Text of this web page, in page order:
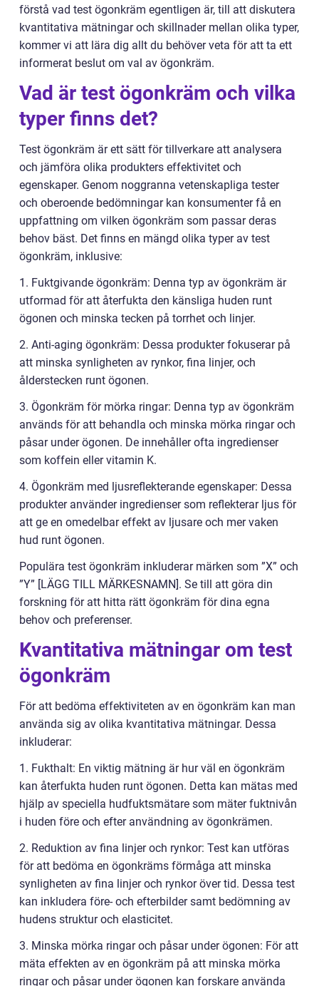
förstå vad test ögonkräm egentligen är, till att diskutera
kvantitativa mätningar och skillnader mellan olika typer,
kommer vi att lära dig allt du behöver veta för att ta ett
informerat beslut om val av ögonkräm.
Vad är test ögonkräm och vilka
typer finns det?
Test ögonkräm är ett sätt för tillverkare att analysera
och jämföra olika produkters effektivitet och
egenskaper. Genom noggranna vetenskapliga tester
och oberoende bedömningar kan konsumenter få en
uppfattning om vilken ögonkräm som passar deras
behov bäst. Det finns en mängd olika typer av test
ögonkräm, inklusive:
1. Fuktgivande ögonkräm: Denna typ av ögonkräm är
utformad för att återfukta den känsliga huden runt
ögonen och minska tecken på torrhet och linjer.
2. Anti-aging ögonkräm: Dessa produkter fokuserar på
att minska synligheten av rynkor, fina linjer, och
ålderstecken runt ögonen.
3. Ögonkräm för mörka ringar: Denna typ av ögonkräm
används för att behandla och minska mörka ringar och
påsar under ögonen. De innehåller ofta ingredienser
som koffein eller vitamin K.
4. Ögonkräm med ljusreflekterande egenskaper: Dessa
produkter använder ingredienser som reflekterar ljus för
att ge en omedelbar effekt av ljusare och mer vaken
hud runt ögonen.
Populära test ögonkräm inkluderar märken som ”X” och
”Y” [LÄGG TILL MÄRKESNAMN]. Se till att göra din
forskning för att hitta rätt ögonkräm för dina egna
behov och preferenser.
Kvantitativa mätningar om test
ögonkräm
För att bedöma effektiviteten av en ögonkräm kan man
använda sig av olika kvantitativa mätningar. Dessa
inkluderar:
1. Fukthalt: En viktig mätning är hur väl en ögonkräm
kan återfukta huden runt ögonen. Detta kan mätas med
hjälp av speciella hudfuktsmätare som mäter fuktnivån
i huden före och efter användning av ögonkrämen.
2. Reduktion av fina linjer och rynkor: Test kan utföras
för att bedöma en ögonkräms förmåga att minska
synligheten av fina linjer och rynkor över tid. Dessa test
kan inkludera före- och efterbilder samt bedömning av
hudens struktur och elasticitet.
3. Minska mörka ringar och påsar under ögonen: För att
mäta effekten av en ögonkräm på att minska mörka
ringar och påsar under ögonen kan forskare använda